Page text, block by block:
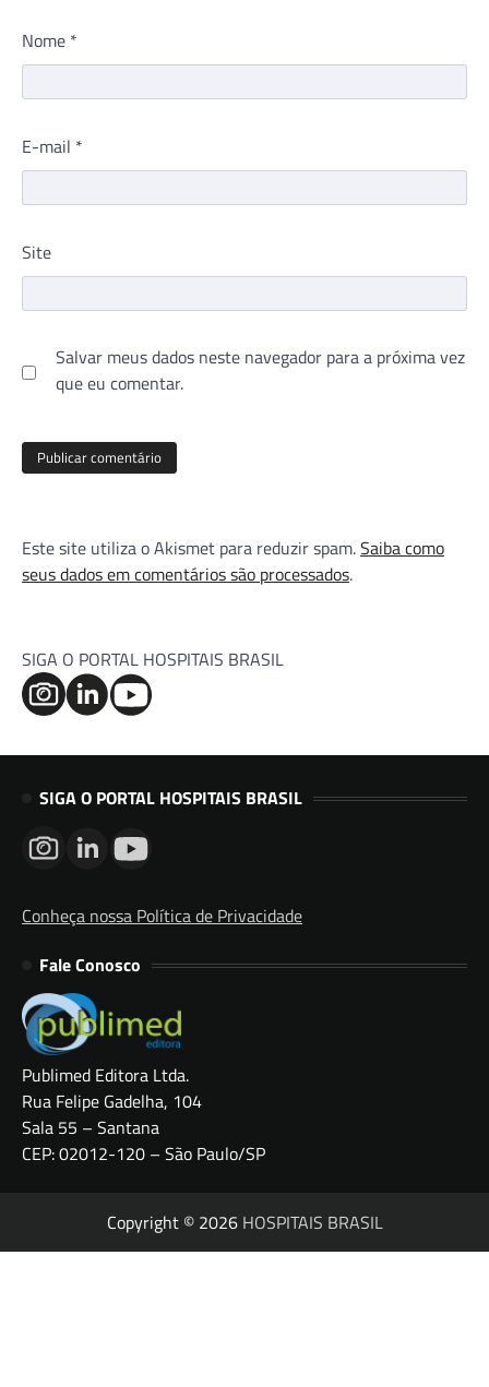
Nome *
E-mail *
Site
Salvar meus dados neste navegador para a próxima vez
que eu comentar.
Este site utiliza o Akismet para reduzir spam.Saiba como
seus dados em comentários são processados.
SIGA O PORTAL HOSPITAIS BRASIL
SIGA O PORTAL HOSPITAIS BRASIL
Conheça nossa Política de Privacidade
Fale Conosco
Publimed Editora Ltda.
Rua Felipe Gadelha, 104
Sala 55 – Santana
CEP: 02012-120 – São Paulo/SP
Copyright © 2026 HOSPITAIS BRASIL